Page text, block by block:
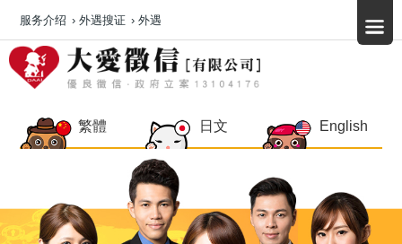
繁體 日文 English
服务介绍 › 外遇搜证 › 外遇